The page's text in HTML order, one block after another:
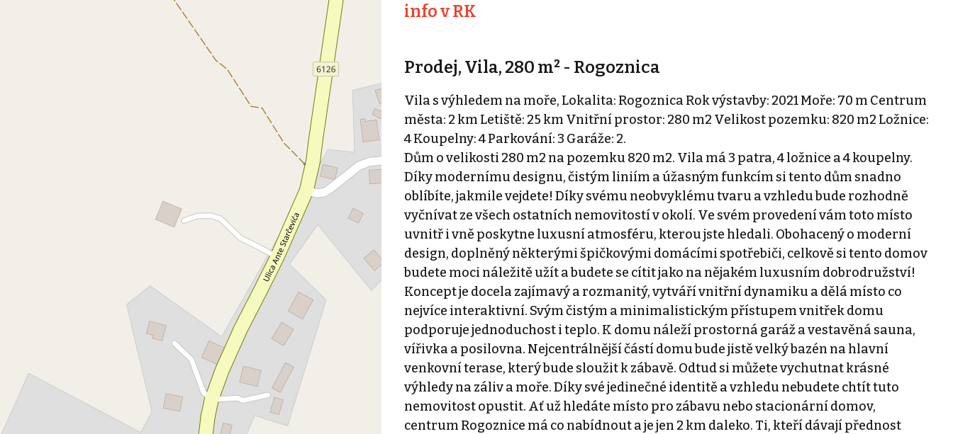
info v RK
Prodej, Vila, 280 m² - Rogoznica
Vila s výhledem na moře, Lokalita: Rogoznica Rok výstavby: 2021 Moře: 70 m Centrum
města: 2 km Letiště: 25 km Vnitřní prostor: 280 m2 Velikost pozemku: 820 m2 Ložnice:
4 Koupelny: 4 Parkování: 3 Garáže: 2.
Dům o velikosti 280 m2 na pozemku 820 m2. Vila má 3 patra, 4 ložnice a 4 koupelny.
Díky modernímu designu, čistým liniím a úžasným funkcím si tento dům snadno
oblíbíte, jakmile vejdete! Díky svému neobvyklému tvaru a vzhledu bude rozhodně
vyčnívat ze všech ostatních nemovitostí v okolí. Ve svém provedení vám toto místo
uvnitř i vně poskytne luxusní atmosféru, kterou jste hledali. Obohacený o moderní
design, doplněný některými špičkovými domácími spotřebiči, celkově si tento domov
budete moci náležitě užít a budete se cítit jako na nějakém luxusním dobrodružství!
Koncept je docela zajímavý a rozmanitý, vytváří vnitřní dynamiku a dělá místo co
nejvíce interaktivní. Svým čistým a minimalistickým přístupem vnitřek domu
podporuje jednoduchost i teplo. K domu náleží prostorná garáž a vestavěná sauna,
vířivka a posilovna. Nejcentrálnější částí domu bude jistě velký bazén na hlavní
venkovní terase, který bude sloužit k zábavě. Odtud si můžete vychutnat krásné
výhledy na záliv a moře. Díky své jedinečné identitě a vzhledu nebudete chtít tuto
nemovitost opustit. Ať už hledáte místo pro zábavu nebo stacionární domov,
centrum Rogoznice má co nabídnout a je jen 2 km daleko. Ti, kteří dávají přednost